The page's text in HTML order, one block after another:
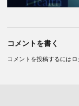
コメントを書く
コメントを投稿するには